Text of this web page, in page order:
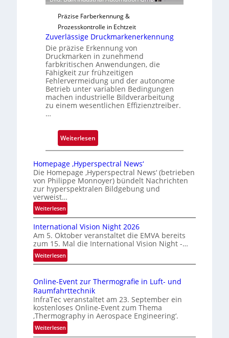
g
a
u
s
Präzise Farberkennung &
Prozesskontrolle in Echtzeit
Zuverlässige Druckmarkenerkennung
Die präzise Erkennung von
Druckmarken in zunehmend
farbkritischen Anwendungen, die
Fähigkeit zur frühzeitigen
Fehlervermeidung und der autonome
Betrieb unter variablen Bedingungen
machen industrielle Bildverarbeitung
zu einem wesentlichen Effizienztreiber.
…
Weiterlesen
Z
v
e
r
s
s
i
e
D
u
c
k
Homepage ‚Hyperspectral News‘
Die Homepage ‚Hyperspectral News‘ (betrieben
von Philippe Monnoyer) bündelt Nachrichten
zur hyperspektralen Bildgebung und
verweist…
Weiterlesen:
H
o
m
e
p
a
e
‚
H
y
p
e
International Vision Night 2026
Am 5. Oktober veranstaltet die EMVA bereits
zum 15. Mal die International Vision Night -…
Weiterlesen:
I
t
e
r
n
a
t
Online-Event zur Thermografie in Luft- und
Raumfahrttechnik
InfraTec veranstaltet am 23. September ein
kostenloses Online-Event zum Thema
‚Thermography in Aerospace Engineering‘.
Weiterlesen: